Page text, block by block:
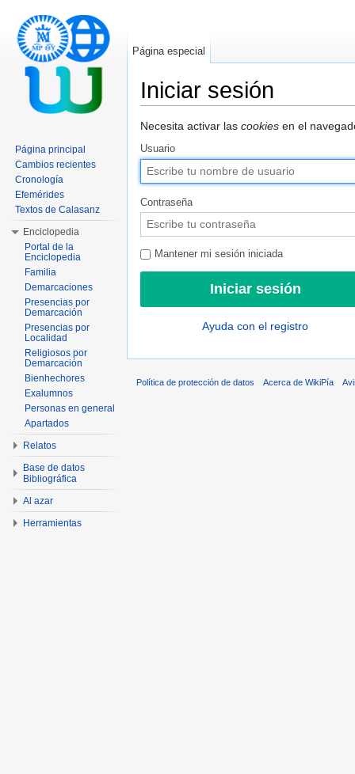
Iniciar sesión
Necesita activar las cookies en el
Usuario
Contraseña
Mantener mi sesión iniciada
Ayuda con el registro
Página especial
Página principal
Cambios recientes
Cronología
Efemérides
Textos de Calasanz
Enciclopedia
Portal de la
Enciclopedia
Familia
Demarcaciones
Presencias por
Demarcación
Presencias por
Localidad
Religiosos por
Demarcación
Bienhechores
Exalumnos
Personas en general
Apartados
Relatos
Base de datos
Bibliográfica
Al azar
Herramientas
Política de protección de datos Acerca de WikiPía